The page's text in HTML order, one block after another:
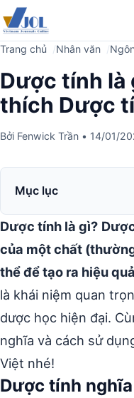
Trang chủ Nhân văn
Dược tính là
thích Dược
Bởi Fenwick Trần • 14/01/
Mục lục
Dược tính là gì?
của một chất
thể để tạo ra hiệu
là khái niệm quan
dược học hiện đại.
nghĩa và cách sử
Việt nhé!
Dược tính